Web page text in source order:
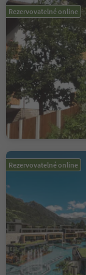
Rezervovatelné online
Rezervovatelné online